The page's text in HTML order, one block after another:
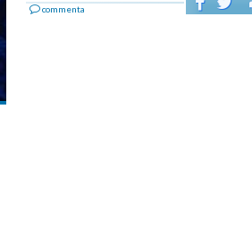
commenta